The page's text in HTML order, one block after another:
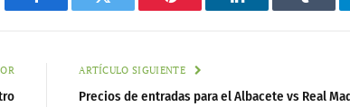
Facebook Twitter Pinterest LinkedIn Tumblr
ARTÍCULO SIGUIENTE
Precios de entradas para el Albacete vs Real